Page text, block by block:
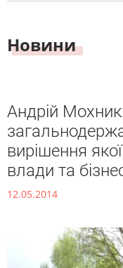
Новини
Андрій
вирішення
влади та
12.05.2014